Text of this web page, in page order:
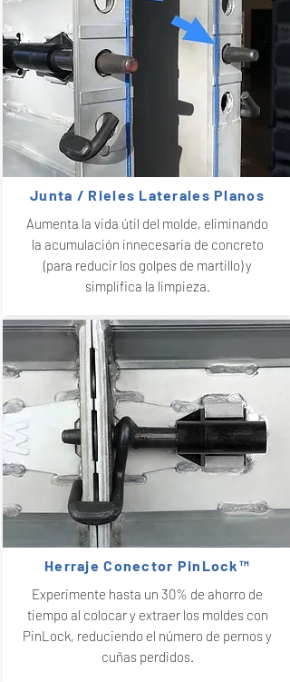
Junta / Rieles Laterales Planos
Aumenta la vida útil del molde, eliminando
la acumulación innecesaria de concreto
(para reducir los golpes de martillo) y
simplifica la limpieza.
Herraje Conector PinLock™
Experimente hasta un 30% de ahorro de
tiempo al colocar y extraer los moldes con
PinLock, reduciendo el número de pernos y
cuñas perdidos.